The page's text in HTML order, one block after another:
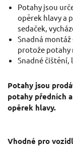
Potahy jsou
opěrek hlavy a
sedaček,
Snadná
protože potahy
Snadné čištění,
Potahy jsou
potahy předních
opěrek hlavy.
Vhodné pro